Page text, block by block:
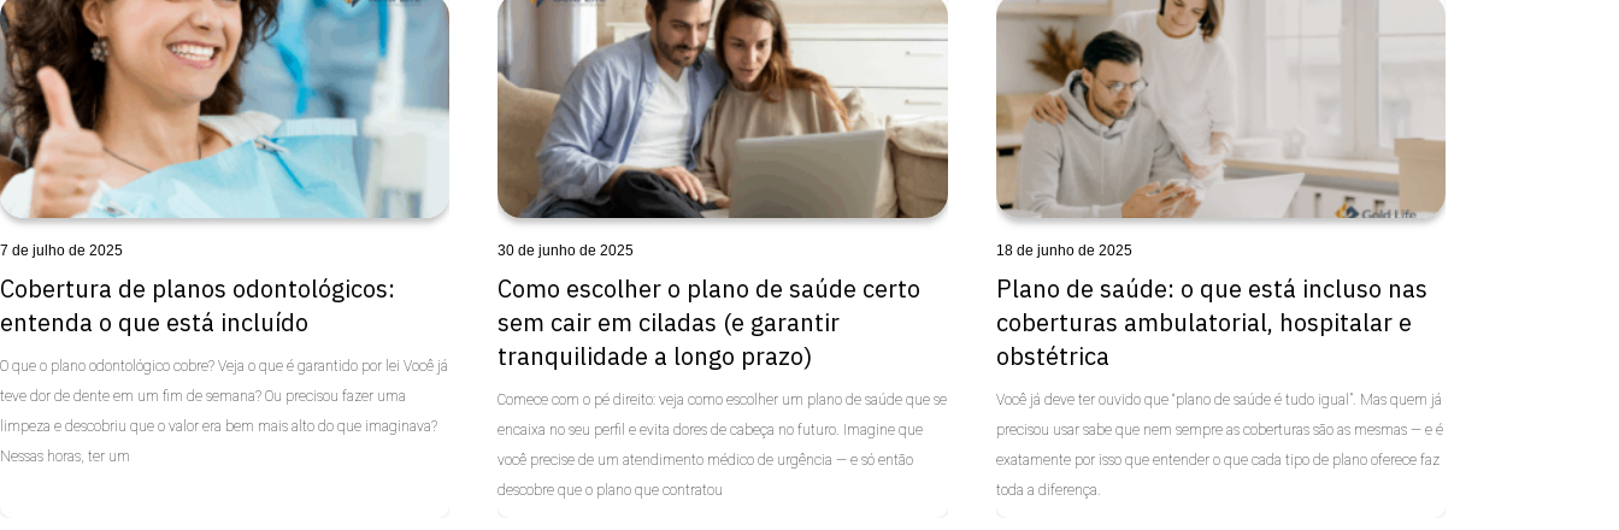
Cobertura de planos odontológicos:
entenda o que está incluído
O que o plano odontológico cobre? Veja o que é garantido por lei Você já
teve dor de dente em um fim de semana? Ou precisou fazer uma
limpeza e descobriu que o valor era bem mais alto do que imaginava?
Nessas horas, ter um
7 de julho de 2025
Como escolher o plano de saúde certo
sem cair em ciladas (e garantir
tranquilidade a longo prazo)
Comece com o pé direito: veja como escolher um plano de saúde que se
encaixa no seu perfil e evita dores de cabeça no futuro. Imagine que
você precise de um atendimento médico de urgência — e só então
descobre que o plano que contratou
30 de junho de 2025
Plano de saúde: o que está incluso nas
coberturas ambulatorial, hospitalar e
obstétrica
Você já deve ter ouvido que “plano de saúde é tudo igual”. Mas quem já
precisou usar sabe que nem sempre as coberturas são as mesmas — e é
exatamente por isso que entender o que cada tipo de plano oferece faz
toda a diferença.
18 de junho de 2025